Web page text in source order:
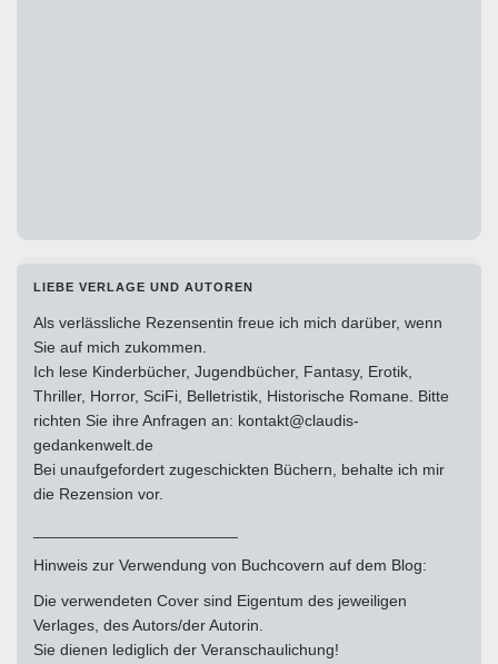
LIEBE VERLAGE UND AUTOREN
Als verlässliche Rezensentin freue ich mich darüber, wenn
Sie auf mich zukommen.
Ich lese Kinderbücher, Jugendbücher, Fantasy, Erotik,
Thriller, Horror, SciFi, Belletristik, Historische Romane. Bitte
richten Sie ihre Anfragen an: kontakt@claudis-
gedankenwelt.de
Bei unaufgefordert zugeschickten Büchern, behalte ich mir
die Rezension vor.
Hinweis zur Verwendung von Buchcovern auf dem Blog:
Die verwendeten Cover sind Eigentum des jeweiligen
Verlages, des Autors/der Autorin.
Sie dienen lediglich der Veranschaulichung!